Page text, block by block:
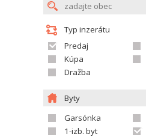
Typ inzerátu
Predaj
Kúpa
Dražba
Byty
Garsónka
1-izb. byt